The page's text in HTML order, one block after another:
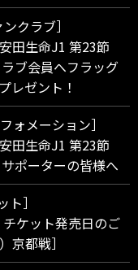
ンクラブ］
田生命J1 第23節
ブ会員へフラッグ
レゼント！
フォメーション］
田生命J1 第23節
ポーターの皆様へ
ト］
ケット発売日のご
京都戦］